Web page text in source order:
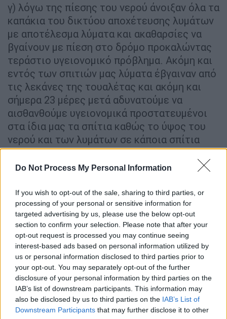
Do Not Process My Personal Information
If you wish to opt-out of the sale, sharing to third parties, or
processing of your personal or sensitive information for
targeted advertising by us, please use the below opt-out
section to confirm your selection. Please note that after your
opt-out request is processed you may continue seeing
interest-based ads based on personal information utilized by
us or personal information disclosed to third parties prior to
your opt-out. You may separately opt-out of the further
disclosure of your personal information by third parties on the
IAB’s list of downstream participants. This information may
also be disclosed by us to third parties on the IAB’s List of
Downstream Participants that may further disclose it to other
γ) λόγω της πίεσης του νερού άνοιξαν όλα τα
καπάκια του δικτύου αποχέτευσης λυμάτων
με αποτέλεσμα λύματα και ακαθαρσίες να
βγαίνουν με πίεση στο δρόμο προκαλώντας
τεράστιο υγειονομικό πρόβλημα. Ακόμη και
εντός των σπιτιών μας λύματα έβγαιναν από
τις λεκάνες της τουαλέτας και ακόμη και
σήμερα 23 μέρες μετά αδυνατούμε να
αισθανθούμε υγειονομικά προστατευμένοι
στα ίδια μας τα σπίτια καθώς το ύψος του
νερού και των λυμάτων σε κάποια σπίτια
ξεπέρασε μέχρι και τα δύο μέτρα.